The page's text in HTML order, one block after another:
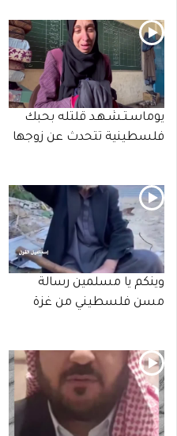
يوماسـتـشـهـد قلتله بحبك
فلسطينية تتحدث عن زوجها
وينكم يا مسلمين رسالة
مسن فلسطيني من غزة